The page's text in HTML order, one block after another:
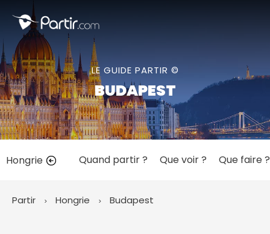
LE GUIDE PARTIR ©
BUDAPEST
Hongrie Quand partir ? Que voir ? Que faire ?
Partir Hongrie Budapest
📍 Destinations populaires
☀️ Où partir par mois
Juillet
Août Septembre